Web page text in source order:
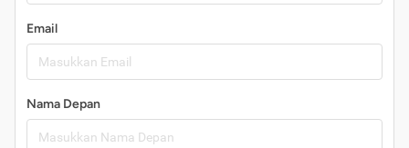
Email
Nama Depan